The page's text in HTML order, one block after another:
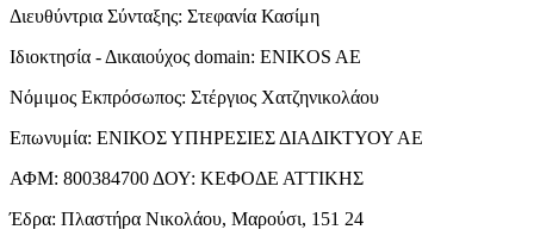
Διευθύντρια Σύνταξης: Στεφανία Κασίμη
Ιδιοκτησία - Δικαιούχος domain: ENIKOS AE
Νόμιμος Εκπρόσωπος: Στέργιος Χατζηνικολάου
Επωνυμία: ΕΝΙΚΟΣ ΥΠΗΡΕΣΙΕΣ ΔΙΑΔΙΚΤΥΟΥ ΑΕ
ΑΦΜ: 800384700 ΔΟΥ: ΚΕΦΟΔΕ ΑΤΤΙΚΗΣ
Έδρα: Πλαστήρα Νικολάου, Μαρούσι, 151 24